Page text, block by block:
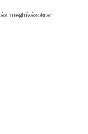
meghívásokra: